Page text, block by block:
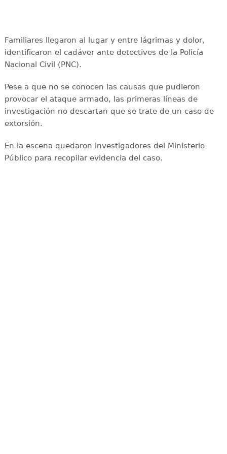
Familiares llegaron al lugar y entre lágrimas y dolor,
identificaron el cadáver ante detectives de la Policía
Nacional Civil (PNC).
Pese a que no se conocen las causas que pudieron
provocar el ataque armado, las primeras líneas de
investigación no descartan que se trate de un caso de
extorsión.
En la escena quedaron investigadores del Ministerio
Público para recopilar evidencia del caso.